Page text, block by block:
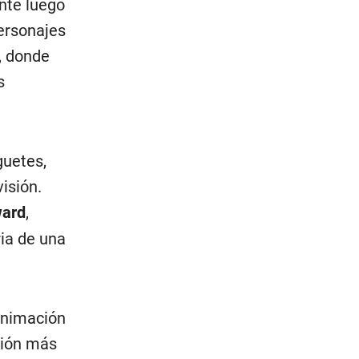
luego
donde
,
de una
más